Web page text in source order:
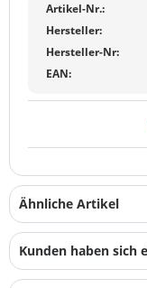
Artikel-Nr.:
Hersteller:
Hersteller-Nr:
EAN:
Ähnliche Artikel
Kunden haben sich